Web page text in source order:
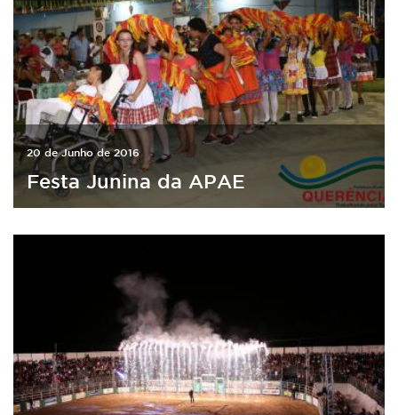
20 de Junho de 2016
Festa Junina da APAE